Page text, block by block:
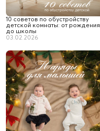
10 советов по обустройству
детской комнаты: от рождения
до школы
03.02.2026